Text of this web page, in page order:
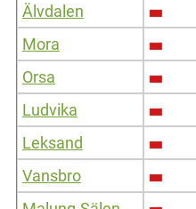
Älvdalen
Mora
Orsa
Ludvika
Leksand
Vansbro